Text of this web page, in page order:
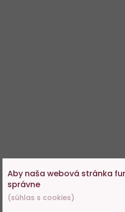
Aby naša webová stránka
správne
(súhlas s cookies)